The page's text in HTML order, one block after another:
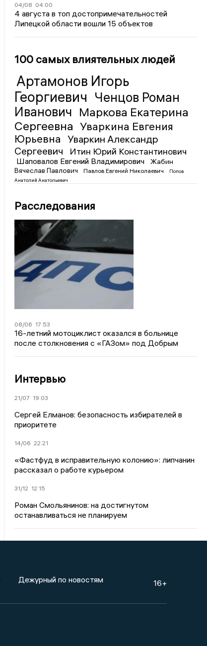
04/08 04:00
4 августа в топ достопримечательностей
Липецкой области вошли 15 объектов
100 самых влиятельных людей
Артамонов Игорь
Георгиевич Ченцов Роман
Иванович Маркова Екатерина
Сергеевна Уваркина Евгения
Юрьевна
Уваркин Александр
Сергеевич
Итин Юрий Константинович
Шаповалов Евгений Владимирович
Жабин
Вячеслав Павлович
Павлов Евгений Николаевич
Попов
Анатолий Анатольевич
Расследования
08/06 17:53
16-летний мотоциклист оказался в больнице
после столкновения с «ГАЗом» под Добрым
Интервью
21/07 19:03
Сергей Елманов: безопасность избирателей в
приоритете
14/06 22:21
«Фастфуд в исправительную колонию»: липчанин
рассказал о работе курьером
31/12 12:15
Роман Смольянинов: на достигнутом
останавливаться не планируем
Дежурный по новостям 16+